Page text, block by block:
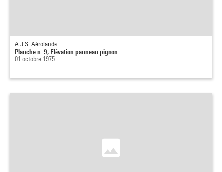
A.J.S. Aérolande
Planche n. 9, Elévation panneau pignon
01 octobre 1975